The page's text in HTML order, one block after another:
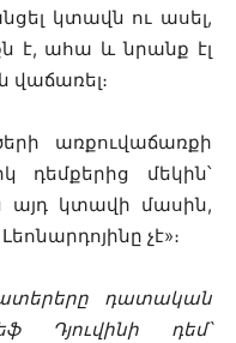
կտավն ու ասել,
է, ահա և նրանք էլ
վաճառել։
առքուվաճառքի
դեմքերից մեկին՝
այդ կտավի մասին,
չէ»։
դատական
Դյուվինի դեմ՝